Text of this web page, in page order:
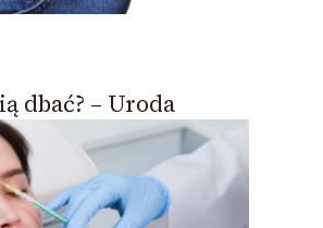
dbać? – Uroda